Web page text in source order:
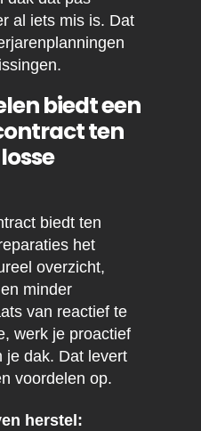
al iets mis is. Dat
biedt een
ten
biedt ten
het
overzicht,
minder
van reactief te
werk je proactief
je dak. Dat levert
voordelen op.
herstel: